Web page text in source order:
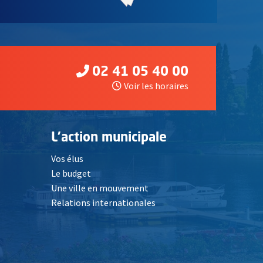
02 41 05 40 00
Voir les horaires
L'action municipale
Vos élus
Le budget
Une ville en mouvement
Relations internationales
Ouvre une nouvelle fenêtre